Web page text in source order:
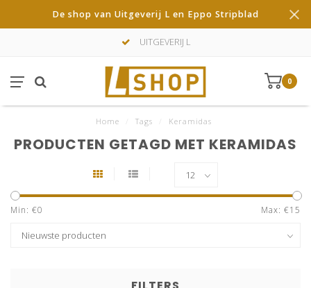
De shop van Uitgeverij L en Eppo Stripblad
UITGEVERIJ L
0
Home Tags Keramidas
PRODUCTEN GETAGD MET KERAMIDAS
Min: €0 Max: €15